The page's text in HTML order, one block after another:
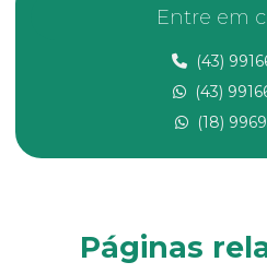
Empresa de consultoria ambiental
Empresa de georreferenciamento
Empresa prestadora de serviços de
Entre em
(43)
(43)
(18)
Páginas